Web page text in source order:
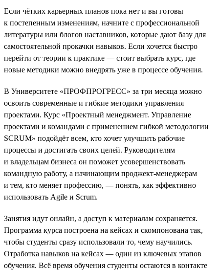
Если чётких карьерных планов пока нет и вы готовы
к постепенным изменениям, начните с профессиональной
литературы или блогов наставников, которые дают базу для
самостоятельной прокачки навыков. Если хочется быстро
перейти от теории к практике — стоит выбрать курс, где
новые методики можно внедрять уже в процессе обучения.
В Университете «ПРОФПРОГРЕСС» за три месяца можно
освоить современные и гибкие методики управления
проектами. Курс «Проектный менеджмент. Управление
проектами и командами с применением гибкой методологии
SCRUM» подойдёт всем, кто хочет улучшить рабочие
процессы и достигать своих целей. Руководителям
и владельцам бизнеса он поможет усовершенствовать
командную работу, а начинающим проджект-менеджерам
и тем, кто меняет профессию, — понять, как эффективно
использовать Agile и Scrum.
Занятия идут онлайн, а доступ к материалам сохраняется.
Программа курса построена на кейсах и скомпонована так,
чтобы студенты сразу использовали то, чему научились.
Отработка навыков на кейсах — один из ключевых этапов
обучения. Всё время обучения студенты остаются в контакте